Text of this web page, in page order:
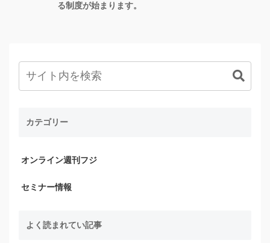
る制度が始まります。
カテゴリー
オンライン週刊フジ
セミナー情報
よく読まれてい記事